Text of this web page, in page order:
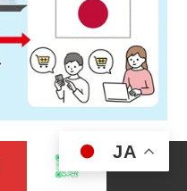
きる代行会社を選ぶこ
心者にも分かりやすい言
JA